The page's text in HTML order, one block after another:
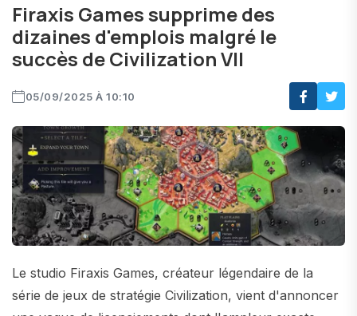
Firaxis Games supprime des
dizaines d'emplois malgré le
succès de Civilization VII
05/09/2025 À 10:10
Le studio Firaxis Games, créateur légendaire de la
série de jeux de stratégie Civilization, vient d'annoncer